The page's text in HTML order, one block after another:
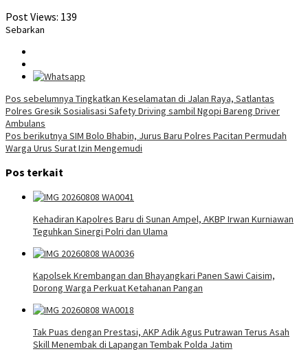
Post Views: 139
Sebarkan
Navigasi
pos
Pos sebelumnya Tingkatkan Keselamatan di Jalan Raya, Satlantas
Polres Gresik Sosialisasi Safety Driving sambil Ngopi Bareng Driver
Ambulans
Pos berikutnya SIM Bolo Bhabin, Jurus Baru Polres Pacitan Permudah
Warga Urus Surat Izin Mengemudi
Pos terkait
Kehadiran Kapolres Baru di Sunan Ampel, AKBP Irwan Kurniawan
Teguhkan Sinergi Polri dan Ulama
Kapolsek Krembangan dan Bhayangkari Panen Sawi Caisim,
Dorong Warga Perkuat Ketahanan Pangan
Tak Puas dengan Prestasi, AKP Adik Agus Putrawan Terus Asah
Skill Menembak di Lapangan Tembak Polda Jatim